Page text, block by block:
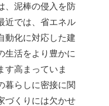
、泥棒の侵入を防
近では、省エネル
動化に対応した建
生活をより豊かに
す高まっていま
暮らしに密接に関
づくりには欠かせ